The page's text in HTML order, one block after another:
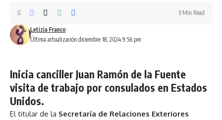
Última actualización diciembre 18, 2024 9:56 pm
Letizia Franco
3 Min Read
Inicia canciller Juan Ramón de la Fuente
visita de trabajo por consulados en Estados
Unidos.
El titular de la Secretaría de Relaciones Exteriores